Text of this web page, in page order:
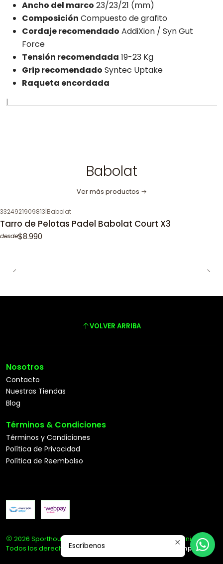
Ancho del marco 23/23/21 (mm)
Composición Compuesto de grafito
Cordaje recomendado AddiXion / Syn Gut
Force
Tensión recomendada 19-23 Kg
Grip recomendado Syntec Uptake
Raqueta encordada
|
Babolat
Ver más productos
3324921909813|Babolat
Tarro de Pelotas Padel Babolat Court X3
desde$8.990
VOLVER ARRIBA
Nosotros
Contacto
Nuestras Tiendas
Blog
Términos & Condiciones
Términos y Condiciones
Política de Privacidad
Política de Reembolso
2026 Sporthouse Tienda Deportiva Especialista en Tenis.
Todos los derechos reservados.
Desarrollado por Jumpseller
Escríbenos